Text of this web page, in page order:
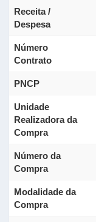
Receita /
Despesa
Número
Contrato
PNCP
Unidade
Realizadora da
Compra
Número da
Compra
Modalidade da
Compra